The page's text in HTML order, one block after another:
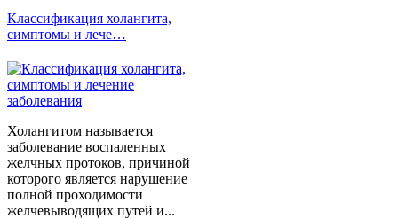
Классификация холангита,
симптомы и лече…
Холангитом называется
заболевание воспаленных
желчных протоков, причиной
которого является нарушение
полной проходимости
желчевыводящих путей и...